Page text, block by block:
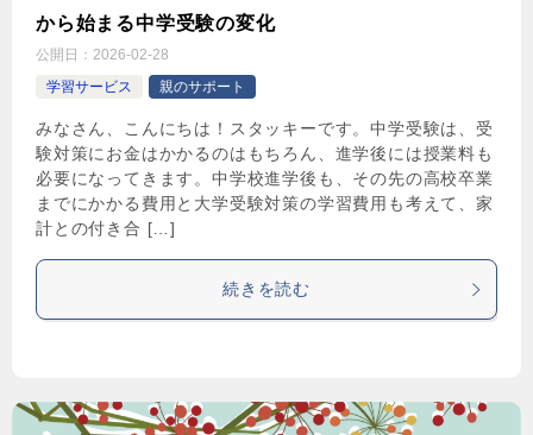
から始まる中学受験の変化
公開日： 2026-02-28
学習サービス
親のサポート
みなさん、こんにちは！スタッキーです。中学受験は、受
験対策にお金はかかるのはもちろん、進学後には授業料も
必要になってきます。中学校進学後も、その先の高校卒業
までにかかる費用と大学受験対策の学習費用も考えて、家
計との付き合 […]
続きを読む